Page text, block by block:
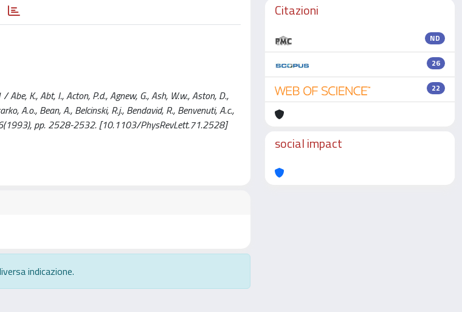
Abe, K., Abt, I., Acton, P.d., Agnew, G., Ash, W.w., Aston, D.,
A.o., Bean, A., Belcinski, R.j., Bendavid, R., Benvenuti, A.c.,
pp. 2528-2532. [10.1103/PhysRevLett.71.2528]
indicazione.
Citazioni
ND
26
22
social impact